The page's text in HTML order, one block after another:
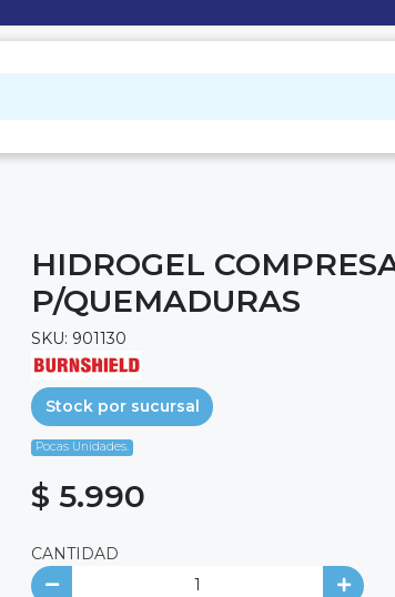
HIDROGEL
P/QUEMADURAS
SKU: 901130
Stock por sucursal
Pocas Unidades.
$ 5.990
CANTIDAD